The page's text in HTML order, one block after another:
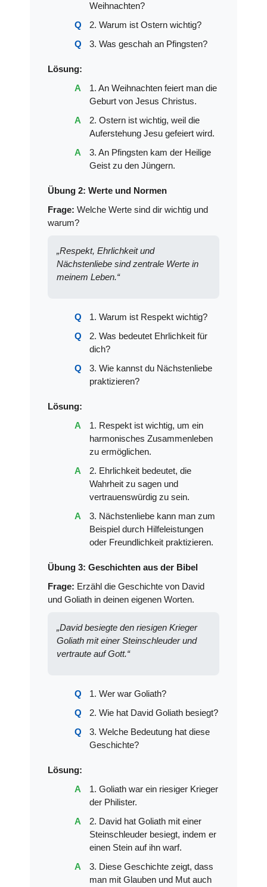
Weihnachten?
2. Warum ist Ostern wichtig?
3. Was geschah an Pfingsten?
Lösung:
1. An Weihnachten feiert man die
Geburt von Jesus Christus.
2. Ostern ist wichtig, weil die
Auferstehung Jesu gefeiert wird.
3. An Pfingsten kam der Heilige
Geist zu den Jüngern.
Übung 2: Werte und Normen
Frage: Welche Werte sind dir wichtig und
warum?
„Respekt, Ehrlichkeit und
Nächstenliebe sind zentrale Werte in
meinem Leben.“
1. Warum ist Respekt wichtig?
2. Was bedeutet Ehrlichkeit für
dich?
3. Wie kannst du Nächstenliebe
praktizieren?
Lösung:
1. Respekt ist wichtig, um ein
harmonisches Zusammenleben
zu ermöglichen.
2. Ehrlichkeit bedeutet, die
Wahrheit zu sagen und
vertrauenswürdig zu sein.
3. Nächstenliebe kann man zum
Beispiel durch Hilfeleistungen
oder Freundlichkeit praktizieren.
Übung 3: Geschichten aus der Bibel
Frage: Erzähl die Geschichte von David
und Goliath in deinen eigenen Worten.
„David besiegte den riesigen Krieger
Goliath mit einer Steinschleuder und
vertraute auf Gott.“
1. Wer war Goliath?
2. Wie hat David Goliath besiegt?
3. Welche Bedeutung hat diese
Geschichte?
Lösung:
1. Goliath war ein riesiger Krieger
der Philister.
2. David hat Goliath mit einer
Steinschleuder besiegt, indem er
einen Stein auf ihn warf.
3. Diese Geschichte zeigt, dass
man mit Glauben und Mut auch